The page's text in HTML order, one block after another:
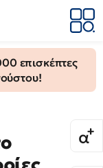
επισκέπτες